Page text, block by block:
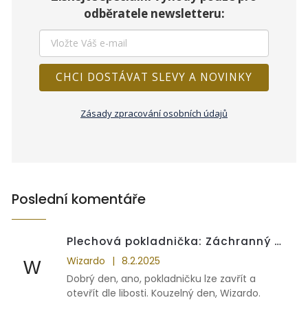
odběratele newsletteru:
CHCI DOSTÁVAT SLEVY A NOVINKY
Zásady zpracování osobních údajů
Poslední komentáře
W
Plechová pokladnička: Záchranný autobus
Wizardo | 8.2.2025
Dobrý den, ano, pokladničku lze zavřít a
otevřít dle libosti. Kouzelný den, Wizardo.